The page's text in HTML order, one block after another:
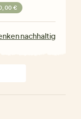
€
nachhaltig